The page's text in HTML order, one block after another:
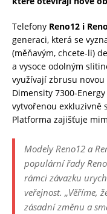
Telefony Reno12 i
generaci, která se
(měňavým, chcete-li)
a vysoce odolným
využívají zbrusu
Dimensity 7300-
vytvořenou exkluzivně
Platforma zajišťuje
Modely Reno12 a
populární řady
rámci závazku
veřejnost. „Věříme,
zásadní změnu a